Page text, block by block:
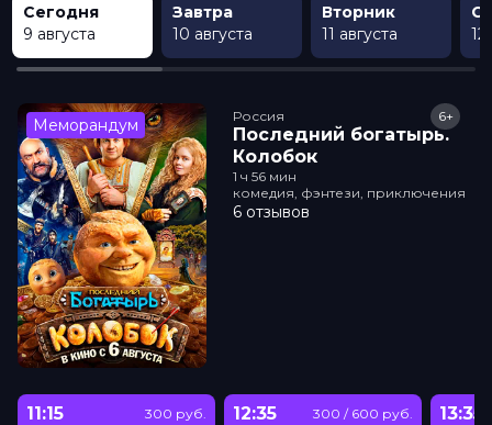
Сегодня
9 августа
Завтра
10 августа
Вторник
11 августа
12
Меморандум Россия
Последний богатырь.
Колобок
6+
1 ч 56 мин
комедия, фэнтези, приключения
6 отзывов
11:15
300 руб.
12:35
300 / 600 руб.
13:35